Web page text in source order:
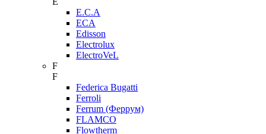
E.C.A
ECA
Edisson
Electrolux
ElectroVeL
F
F
Federica Bugatti
Ferroli
Ferrum (Феррум)
FLAMCO
Flowtherm